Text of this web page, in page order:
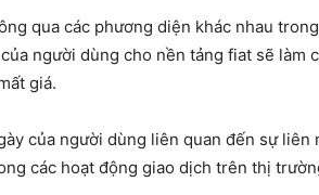
qua các phương diện khác nhau
người dùng cho nền tảng fiat sẽ làm
giá.
của người dùng liên quan đến sự
các hoạt động giao dịch trên thị